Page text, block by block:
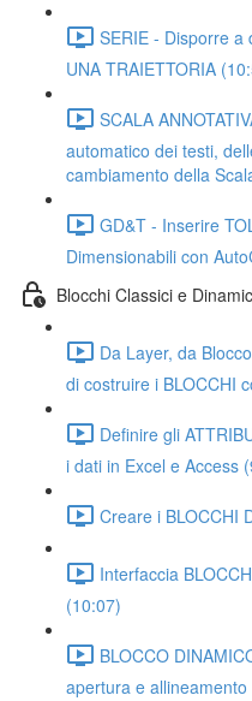
SERIE - Disporre a
UNA TRAIETTORIA
SCALA
automatico dei testi,
cambiamento della
GD&T - Inserire
Dimensionabili con
Blocchi Classici e
Da Layer, da
di costruire i BLOCCHI
Definire gli
i dati in Excel e Access
Creare i BLOCCHI
Interfaccia
(10:07)
BLOCCO
apertura e